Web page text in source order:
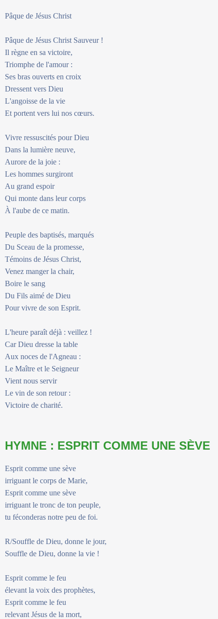
Pâque de Jésus Christ
Pâque de Jésus Christ Sauveur !
Il règne en sa victoire,
Triomphe de l'amour :
Ses bras ouverts en croix
Dressent vers Dieu
L'angoisse de la vie
Et portent vers lui nos cœurs.
Vivre ressuscités pour Dieu
Dans la lumière neuve,
Aurore de la joie :
Les hommes surgiront
Au grand espoir
Qui monte dans leur corps
À l'aube de ce matin.
Peuple des baptisés, marqués
Du Sceau de la promesse,
Témoins de Jésus Christ,
Venez manger la chair,
Boire le sang
Du Fils aimé de Dieu
Pour vivre de son Esprit.
L'heure paraît déjà : veillez !
Car Dieu dresse la table
Aux noces de l'Agneau :
Le Maître et le Seigneur
Vient nous servir
Le vin de son retour :
Victoire de charité.
HYMNE : ESPRIT COMME UNE SÈVE
Esprit comme une sève
irriguant le corps de Marie,
Esprit comme une sève
irriguant le tronc de ton peuple,
tu féconderas notre peu de foi.
R/Souffle de Dieu, donne le jour,
Souffle de Dieu, donne la vie !
Esprit comme le feu
élevant la voix des prophètes,
Esprit comme le feu
relevant Jésus de la mort,